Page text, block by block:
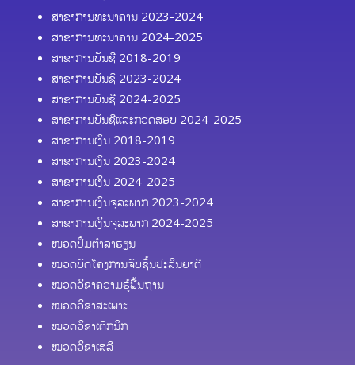
ສາຂາການທະນາຄານ 2023-2024
ສາຂາການທະນາຄານ 2024-2025
ສາຂາການບັນຊີ 2018-2019
ສາຂາການບັນຊີ 2023-2024
ສາຂາການບັນຊີ 2024-2025
ສາຂາການບັນຊີແລະກວດສອບ 2024-2025
ສາຂາການເງິນ 2018-2019
ສາຂາການເງິນ 2023-2024
ສາຂາການເງິນ 2024-2025
ສາຂາການເງິນຈຸລະພາກ 2023-2024
ສາຂາການເງິນຈຸລະພາກ 2024-2025
ໜວດປຶ້ມຕຳລາຮຽນ
ໝວດບົດໂຄງການຈົບຊັ້ນປະລິນຍາຕີ
ໝວດວິຊາຄວາມຮູ້ຟື້ນຖານ
ໝວດວິຊາສະເພາະ
ໝວດວິຊາເຕັກນິກ
ໝວດວິຊາເສລີ